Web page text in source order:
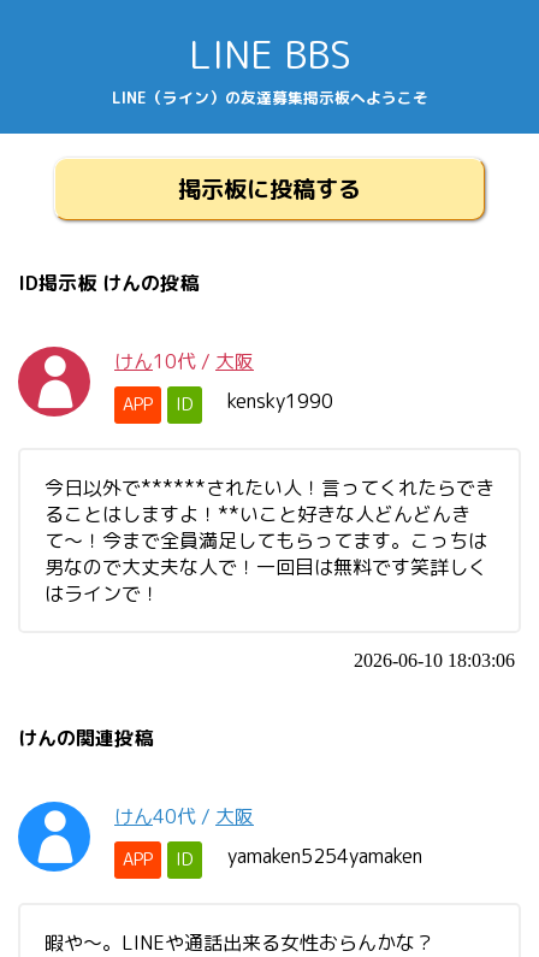
LINE BBS
LINE（ライン）の友達募集掲示板へようこそ
掲示板に投稿する
ID掲示板 けんの投稿
けん10代 / 大阪
APP ID kensky1990
今日以外で******されたい人！言ってくれたらでき
ることはしますよ！**いこと好きな人どんどんき
て〜！今まで全員満足してもらってます。こっちは
男なので大丈夫な人で！一回目は無料です笑詳しく
はラインで！
2026-06-10 18:03:06
けんの関連投稿
けん40代 / 大阪
APP ID yamaken5254yamaken
暇や～。LINEや通話出来る女性おらんかな？